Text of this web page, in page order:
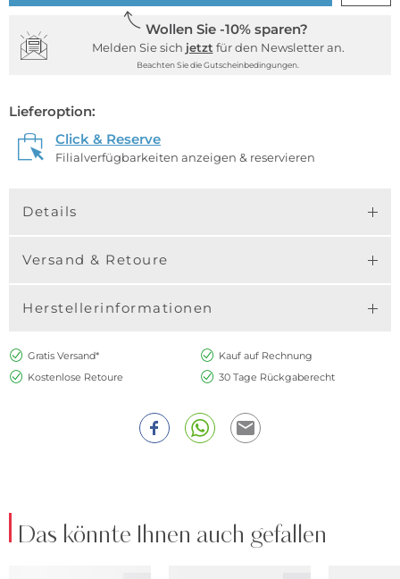
Wollen Sie -10% sparen?
Melden Sie sich jetzt für den Newsletter an.
Beachten Sie die Gutscheinbedingungen.
Lieferoption:
Click & Reserve
Filialverfügbarkeiten anzeigen & reservieren
Details
Versand & Retoure
Herstellerinformationen
Gratis Versand*
Kauf auf Rechnung
Kostenlose Retoure
30 Tage Rückgaberecht
Das könnte Ihnen auch gefallen